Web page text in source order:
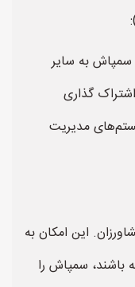
سمپاش به سایر
گذاری
مدیریت
این امکان به
باشند، سمپاش را